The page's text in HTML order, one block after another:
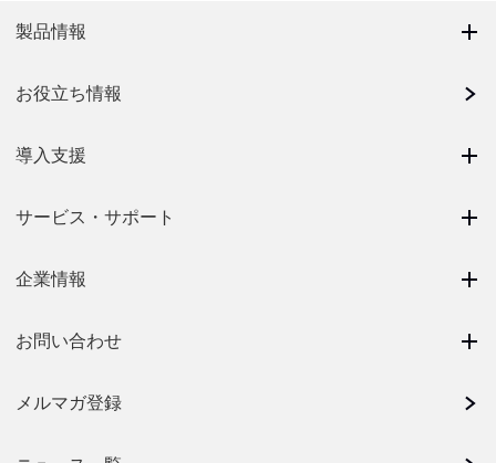
製品情報
お役立ち情報
導入支援
サービス・サポート
企業情報
お問い合わせ
メルマガ登録